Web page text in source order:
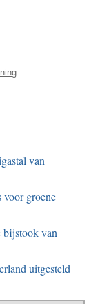
van
groene
bijstook van
uitgesteld